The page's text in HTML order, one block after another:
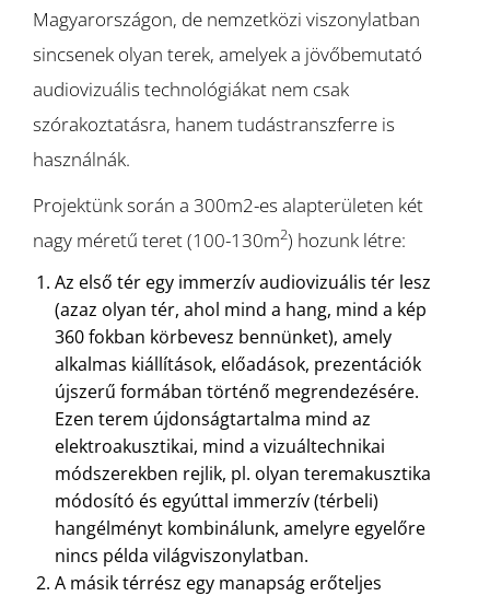
Magyarországon, de nemzetközi viszonylatban
sincsenek olyan terek, amelyek a jövőbemutató
audiovizuális technológiákat nem csak
szórakoztatásra, hanem tudástranszferre is
használnák.
Projektünk során a 300m2-es alapterületen két
nagy méretű teret (100-130m2) hozunk létre:
Az első tér egy immerzív audiovizuális tér lesz
(azaz olyan tér, ahol mind a hang, mind a kép
360 fokban körbevesz bennünket), amely
alkalmas kiállítások, előadások, prezentációk
újszerű formában történő megrendezésére.
Ezen terem újdonságtartalma mind az
elektroakusztikai, mind a vizuáltechnikai
módszerekben rejlik, pl. olyan teremakusztika
módosító és egyúttal immerzív (térbeli)
hangélményt kombinálunk, amelyre egyelőre
nincs példa világviszonylatban.
A másik térrész egy manapság erőteljes